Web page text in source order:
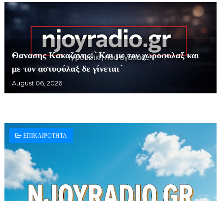
Θανασης Κακαζανης:`Και με τον χωροφυλαξ και
με τον αστυφύλαξ δε γίνεται`
August 06, 2026
ΕΠΙΚΑΙΡΟΤΗΤΑ